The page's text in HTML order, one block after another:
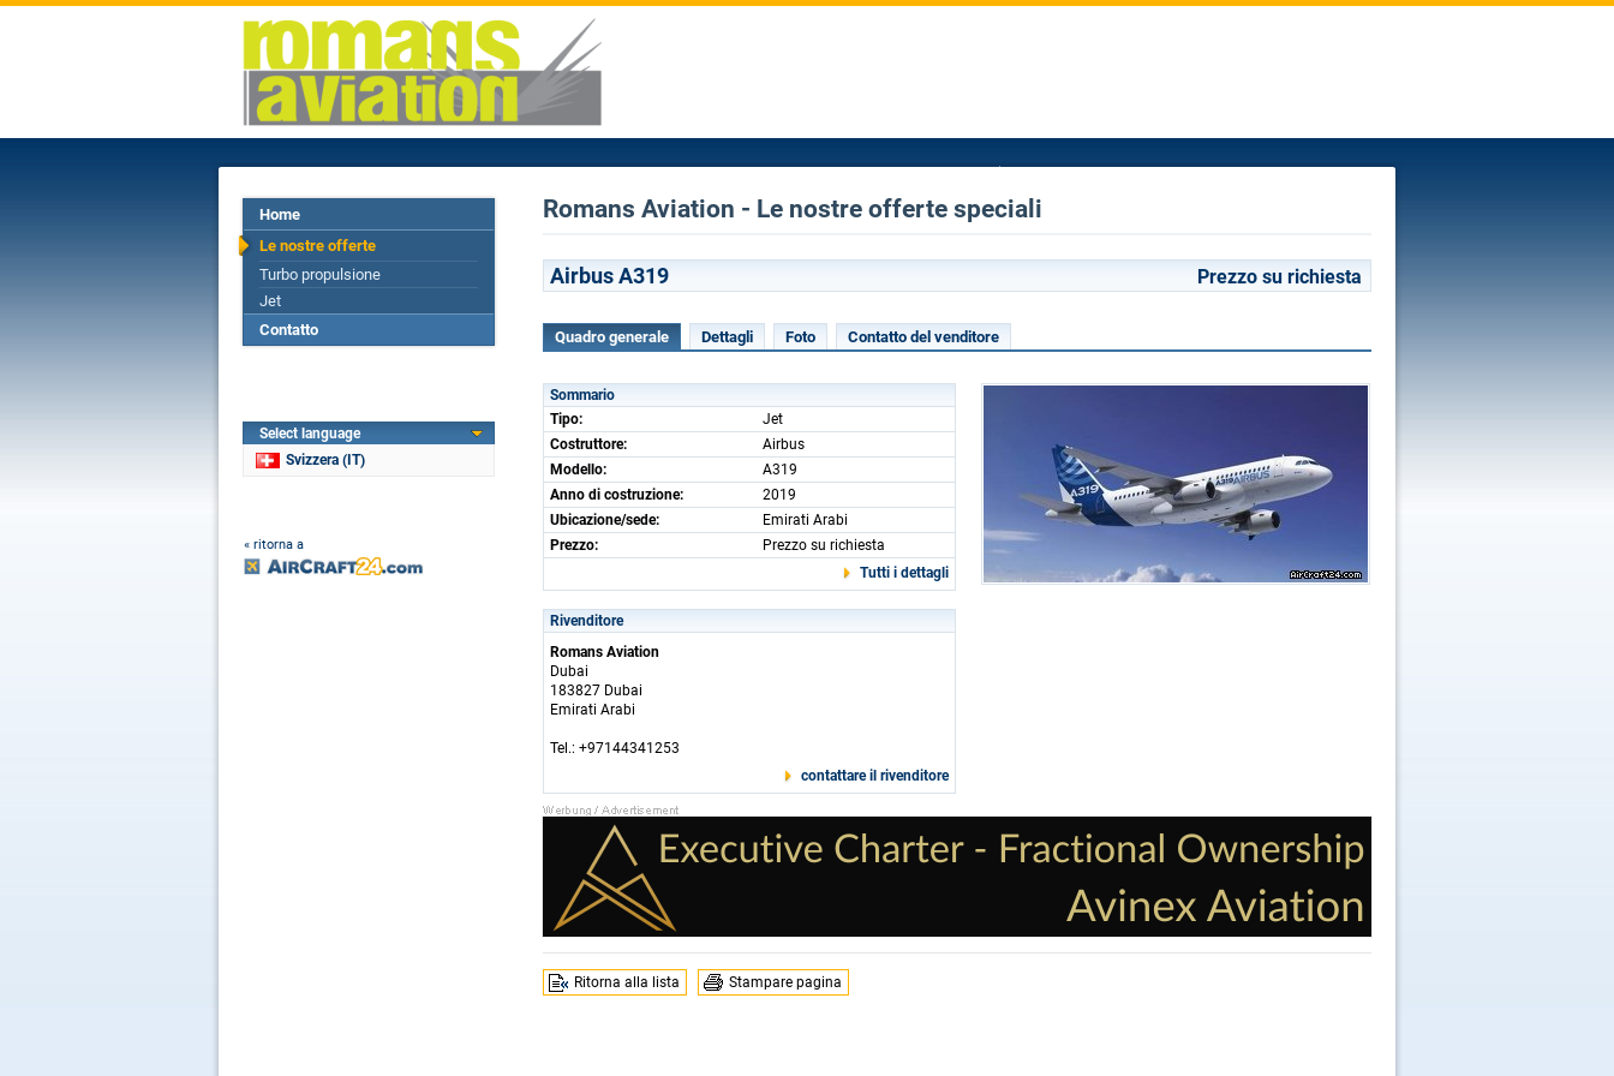
Home
Le nostre offerte
Turbo propulsione
Jet
Contatto
Select language
Svizzera (IT)
« ritorna a
Romans Aviation - Le nostre offerte speciali
Airbus A319 Prezzo su richiesta
Quadro generale Dettagli Foto Contatto del venditore
Sommario
Tipo:
Jet
Costruttore:
Airbus
Modello:
A319
Anno di costruzione:
2019
Ubicazione/sede:
Emirati Arabi
Prezzo:
Prezzo su richiesta
Tutti i dettagli
Rivenditore
Romans Aviation
Dubai
183827 Dubai
Emirati Arabi
Tel.: +97144341253
contattare il rivenditore
Ritorna alla lista Stampare pagina